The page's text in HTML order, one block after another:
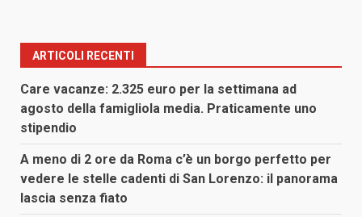
ARTICOLI RECENTI
Care vacanze: 2.325 euro per la settimana ad
agosto della famigliola media. Praticamente uno
stipendio
A meno di 2 ore da Roma c’è un borgo perfetto per
vedere le stelle cadenti di San Lorenzo: il panorama
lascia senza fiato